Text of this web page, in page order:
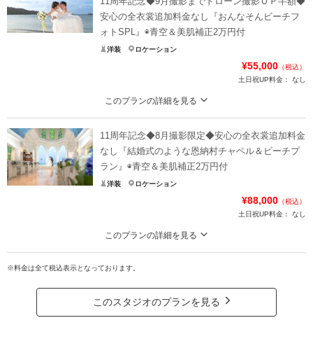
安心の全衣裳追加料金なし『おんなそんビーチフ
ォトSPL』◉青空＆美肌補正2万円付
洋装 ロケーション
¥55,000 （税込）
土日祝UP料金：
なし
このプランの詳細を見る
11周年＆2300組の実績のスタジオムーンで「美しい写真を永遠に、楽しいフォ
トウエディングをリーズナブルに」
●毎月5組＆撮影日限定の恩納村ビーチフォト
●ドローン撮影のＯＰ半額（ドローン操縦の国家ライセンスあり）
全ドレス100着＆タキシード50着追加料金なし◆ドレス2着目半額
プラン詳細
撮影料 新婦衣装1着 新郎衣装1着
台紙付写真
11周年記念◆8月撮影限定◆安心の全衣裳追加料金
なし『結婚式のような恩納村チャペル＆ビーチプ
ラン』◉青空＆美肌補正2万円付
洋装 ロケーション
¥88,000 （税込）
土日祝UP料金：
なし
このプランの詳細を見る
11周年＆2300組の実績のスタジオムーンで結婚式のような撮影「美しい写真を
永遠に、楽しいフォトウエディングをリーズナブルに」
●チャペルで結婚式のような撮影（リザンシーパークｏｒムーンビーチ）
●スタジオムーンは全100着ドレス＆タキシード50着追加料金なし！当日予算Ｕ
※料金は全て税込表示となっております。
このスタジオのプランを見る